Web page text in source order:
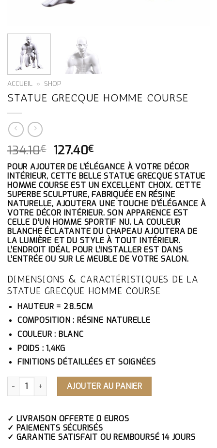
ACCUEIL » SHOP
STATUE GRECQUE HOMME COURSE
134.10€ LE
PRIX
INITIAL
ÉTAIT :
134.10€.
127.40€
PRIX
ACTUEL
EST :
127.40€.
POUR AJOUTER DE L’ÉLÉGANCE À VOTRE DÉCOR
INTÉRIEUR, CETTE BELLE STATUE GRECQUE STATUE
HOMME COURSE EST UN EXCELLENT CHOIX. CETTE
SUPERBE SCULPTURE, FABRIQUÉE EN RÉSINE
NATURELLE, AJOUTERA UNE TOUCHE D’ÉLÉGANCE À
VOTRE DÉCOR INTÉRIEUR. SON APPARENCE EST
CELLE D’UN HOMME SPORTIF NU. LA COULEUR
BLANCHE ÉCLATANTE DU CHAPEAU AJOUTERA DE
LA LUMIÈRE ET DU STYLE À TOUT INTÉRIEUR.
L’ENDROIT IDÉAL POUR L’INSTALLER EST DANS
L’ENTRÉE OU SUR LE MEUBLE DE VOTRE SALON.
DIMENSIONS & CARACTÉRISTIQUES DE LA
STATUE GRECQUE HOMME COURSE
HAUTEUR = 28.5CM
COMPOSITION : RÉSINE NATURELLE
COULEUR : BLANC
POIDS : 1,4KG
FINITIONS DÉTAILLÉES ET SOIGNÉES
QUANTITÉ DE STATUE GRECQUE HOMME COURSE
AJOUTER AU PANIER
✓ LIVRAISON OFFERTE 0 EUROS
✓ PAIEMENTS SÉCURISÉS
✓ GARANTIE SATISFAIT OU REMBOURSÉ 14 JOURS